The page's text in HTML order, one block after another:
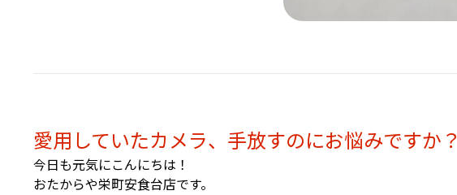
愛用していたカメラ、手放すのにお悩みですか？
今日も元気にこんにちは！
おたからや栄町安食台店です。